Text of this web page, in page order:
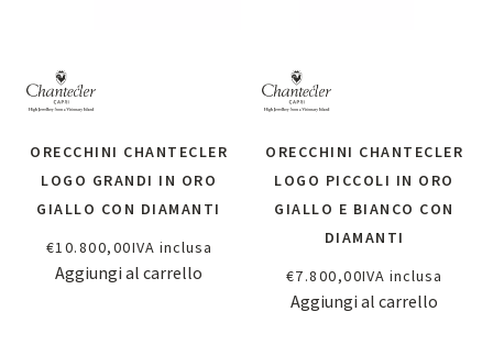
ORECCHINI CHANTECLER
LOGO GRANDI IN ORO
GIALLO CON DIAMANTI
€10.800,00IVA inclusa
Aggiungi al carrello
ORECCHINI CHANTECLER
LOGO PICCOLI IN ORO
GIALLO E BIANCO CON
DIAMANTI
€7.800,00IVA inclusa
Aggiungi al carrello